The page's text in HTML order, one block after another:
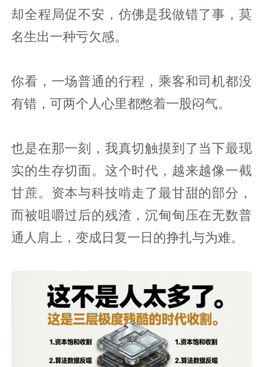
却全程局促不安，仿佛是我做错了事，莫
名生出一种亏欠感。
你看，一场普通的行程，乘客和司机都没
有错，可两个人心里都憋着一股闷气。
也是在那一刻，我真切触摸到了当下最现
实的生存切面。这个时代，越来越像一截
甘蔗。资本与科技啃走了最甘甜的部分，
而被咀嚼过后的残渣，沉甸甸压在无数普
通人肩上，变成日复一日的挣扎与为难。